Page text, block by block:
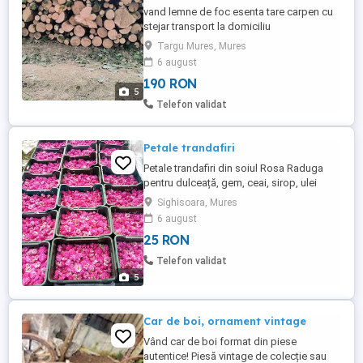
5
vand lemne de foc esenta tare carpen cu
stejar transport la domiciliu
Targu Mures, Mures
6 august
190 RON
Telefon validat
5
Petale trandafiri
Petale trandafiri din soiul Rosa Raduga
pentru dulceață, gem, ceai, sirop, ulei
volantin, apă parfum ect...
Sighisoara, Mures
6 august
25 RON
Telefon validat
Car de boi, ornament vintage
Vând car de boi format din piese
autentice! Piesă vintage de colecție sau